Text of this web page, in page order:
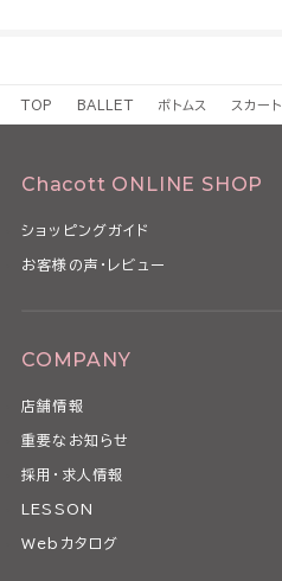
TOP BALLET ボトムス スカート
Chacott ONLINE SHOP
ショッピングガイド
お客様の声・レビュー
COMPANY
店舗情報
重要なお知らせ
採用・求人情報
LESSON
Webカタログ